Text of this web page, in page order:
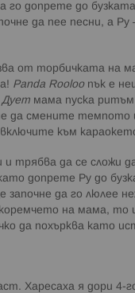
допрете до
да пее песни, а
от торбичката на
Panda Roolooпък е
Дует мама пуска
да смените темпото
към
трябва да се сложи
допрете Ру до
да го люлее
на мама, то
да похърква като
Харесаха я дори